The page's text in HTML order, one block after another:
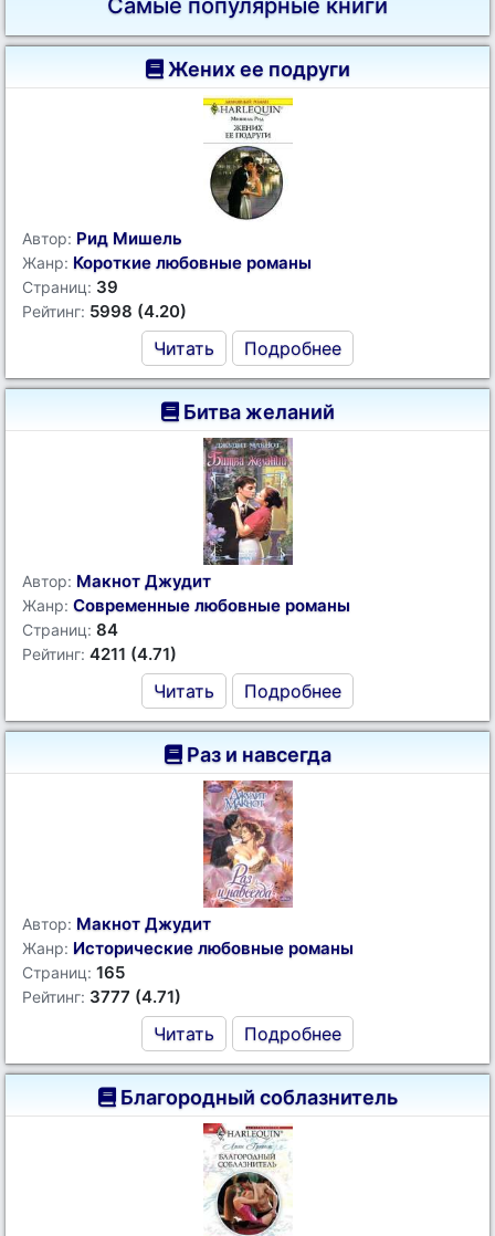
Самые популярные книги
Жених ее подруги
Автор: Рид Мишель
Жанр: Короткие любовные романы
Страниц: 39
Рейтинг: 5998 (4.20)
Читать Подробнее
Битва желаний
Автор: Макнот Джудит
Жанр: Современные любовные романы
Страниц: 84
Рейтинг: 4211 (4.71)
Читать Подробнее
Раз и навсегда
Автор: Макнот Джудит
Жанр: Исторические любовные романы
Страниц: 165
Рейтинг: 3777 (4.71)
Читать Подробнее
Благородный соблазнитель